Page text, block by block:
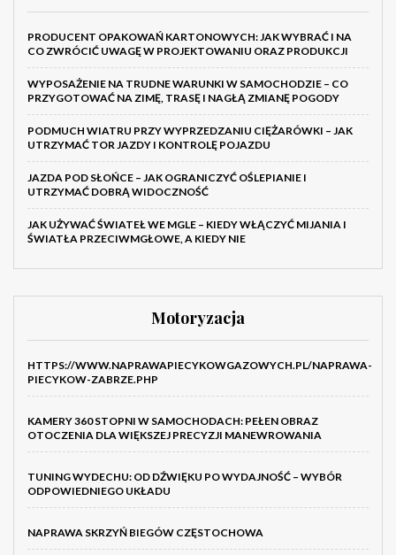
PRODUCENT OPAKOWAŃ KARTONOWYCH: JAK WYBRAĆ I NA
CO ZWRÓCIĆ UWAGĘ W PROJEKTOWANIU ORAZ PRODUKCJI
WYPOSAŻENIE NA TRUDNE WARUNKI W SAMOCHODZIE – CO
PRZYGOTOWAĆ NA ZIMĘ, TRASĘ I NAGŁĄ ZMIANĘ POGODY
PODMUCH WIATRU PRZY WYPRZEDZANIU CIĘŻARÓWKI – JAK
UTRZYMAĆ TOR JAZDY I KONTROLĘ POJAZDU
JAZDA POD SŁOŃCE – JAK OGRANICZYĆ OŚLEPIANIE I
UTRZYMAĆ DOBRĄ WIDOCZNOŚĆ
JAK UŻYWAĆ ŚWIATEŁ WE MGLE – KIEDY WŁĄCZYĆ MIJANIA I
ŚWIATŁA PRZECIWMGŁOWE, A KIEDY NIE
Motoryzacja
HTTPS://WWW.NAPRAWAPIECYKOWGAZOWYCH.PL/NAPRAWA-
PIECYKOW-ZABRZE.PHP
KAMERY 360 STOPNI W SAMOCHODACH: PEŁEN OBRAZ
OTOCZENIA DLA WIĘKSZEJ PRECYZJI MANEWROWANIA
TUNING WYDECHU: OD DŹWIĘKU PO WYDAJNOŚĆ – WYBÓR
ODPOWIEDNIEGO UKŁADU
NAPRAWA SKRZYŃ BIEGÓW CZĘSTOCHOWA